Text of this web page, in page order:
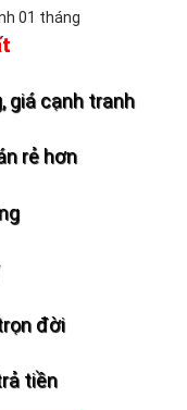
01 tháng
giá cạnh tranh
rẻ hơn
đời
tiền